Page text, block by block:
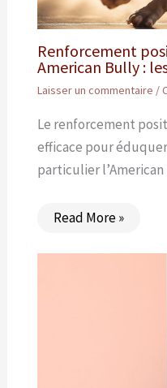
Renforcement
American Bully :
Laisser un commentaire /
Le renforcement
efficace pour
particulier
Read More »